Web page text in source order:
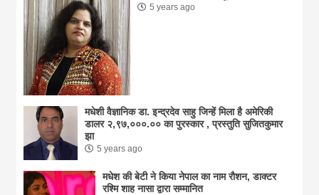
5 years ago
मधेशी वैज्ञानिक डा. इन्द्रदेव साहु जिन्हें मिला है अमेरिकी
डालर २,९७,०००.०० का पुरस्कार , प्रस्तुति सुजितकुमार
झा
5 years ago
मधेश की बेटी ने किया नेपाल का नाम राैशन, डाक्टर
रश्मि शाह नासा द्वारा सम्मानित